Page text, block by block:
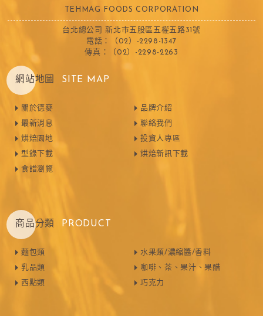
TEHMAG FOODS CORPORATION
台北總公司 新北市五股區五權五路31號
電話：（02）-2298-1347
傳真：（02）-2298-2263
網站地圖 SITE MAP
關於德麥
最新消息
烘焙園地
型錄下載
食譜瀏覽
品牌介紹
聯絡我們
投資人專區
烘焙新訊下載
商品分類 PRODUCT
麵包類
乳品類
西點類
水果類/濃縮醬/香料
咖啡、茶、果汁、果醋
巧克力